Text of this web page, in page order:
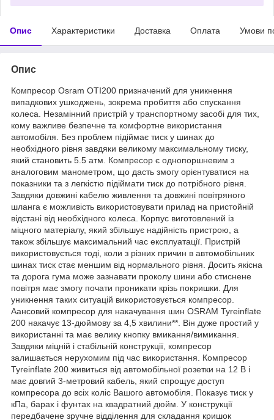
Опис Характеристики Доставка Оплата Умови
Опис
Компресор Osram OTI200 призначений для уникнення
випадкових ушкоджень, зокрема пробиття або спускання
колеса. Незамінний пристрій у транспортному засобі для тих,
кому важливе безпечне та комфортне використання
автомобіля. Без проблем підіймає тиск у шинах до
необхідного рівня завдяки великому максимальному тиску,
який становить 5.5 атм. Компресор є однопоршневим з
аналоговим манометром, що дасть змогу орієнтуватися на
показники та з легкістю підіймати тиск до потрібного рівня.
Завдяки довжині кабелю живлення та довжині повітряного
шланга є можливість використовувати прилад на пристойній
відстані від необхідного колеса. Корпус виготовлений із
міцного матеріалу, який збільшує надійність пристрою, а
також збільшує максимальний час експлуатації. Пристрій
використовується тоді, коли з різних причин в автомобільних
шинах тиск стає меншим від нормального рівня. Досить якісна
та дорога гума може зазнавати проколу шини або стиснене
повітря має змогу почати проникати крізь покришки. Для
уникнення таких ситуацій використовується компресор.
Аансовий компресор для накачування шин OSRAM Tyreinflate
200 накачує 13-дюймову за 4,5 хвилини**. Він дуже простий у
використанні та має велику кнопку вмикання/вимикання.
Завдяки міцній і стабільній конструкції, компресор
залишається нерухомим під час використання. Компресор
Tyreinflate 200 живиться від автомобільної розетки на 12 В і
має довгий 3-метровий кабель, який спрощує доступ
компресора до всіх коліс Вашого автомобіля. Показує тиск у
кПа, барах і фунтах на квадратний дюйм. У конструкції
передбачене зручне відділення для складання кришок